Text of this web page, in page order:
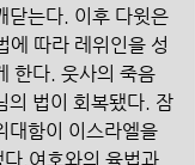
닫는다. 이후 다윗은
에 따라 레위인을 성
한다. 웃사의 죽음
의 법이 회복됐다. 잠
대함이 이스라엘을
.여호와의 율법과